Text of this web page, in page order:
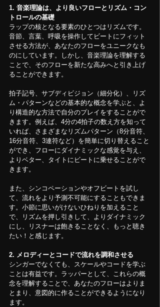
1. 音楽理論は、より良いフローとリズム・コン
トロールの基礎
ラップの核となる要素のひとつはリズムです。
音節、言葉、呼吸を操作してビートにフィット
させる方法が、あなたのフローをユニークなも
のにしています。しかし、音楽理論を理解する
ことで、そのフローを新たな高みへと引き上げ
ることができます。
拍子記号、サブディビジョン（細分化）、リズ
ム・パターンなどの基本的な概念を学ぶと、よ
り構造的な方法で自分のプレイをすることがで
きます。例えば、4分の4拍子の数え方を知って
いれば、さまざまなリズムパターン（8分音符、
16分音符、3連符など）を簡単に切り替えること
ができ、フローにダイナミックな感覚を与え、
よりベター、タイトにビートに乗せることがで
きます。
また、シンコペーションやオフビートを試し
て、流れをより予測不可能にすることもできま
す。小節に思いがけないひねりを加えること
で、リズムを押し引きして、よりダイナミック
にし、リスナーは飽きることなく、もっと聴き
たい！と感じます。
2. メロディーとコードで流れを調和させる
シンガーでなくても、スケールやコードを学ぶ
ことは有益です。ラッパーとして、これらの概
念を理解することで、あなたのフローはよりま
とまり、意図的に作ることができるようになり
ます。